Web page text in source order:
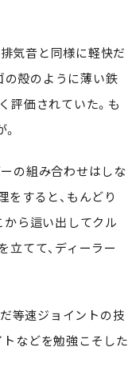
気音と同様に軽快だ
の殻のように薄い鉄
評価されていた。も
の組み合わせはしな
すると、もんどり
から這い出してクル
立てて、ディーラー
等速ジョイントの技
トなどを勉強こそした